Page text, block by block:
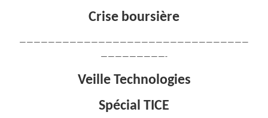
Crise boursière
————————————————————————————————
—————————-
Veille Technologies
Spécial TICE